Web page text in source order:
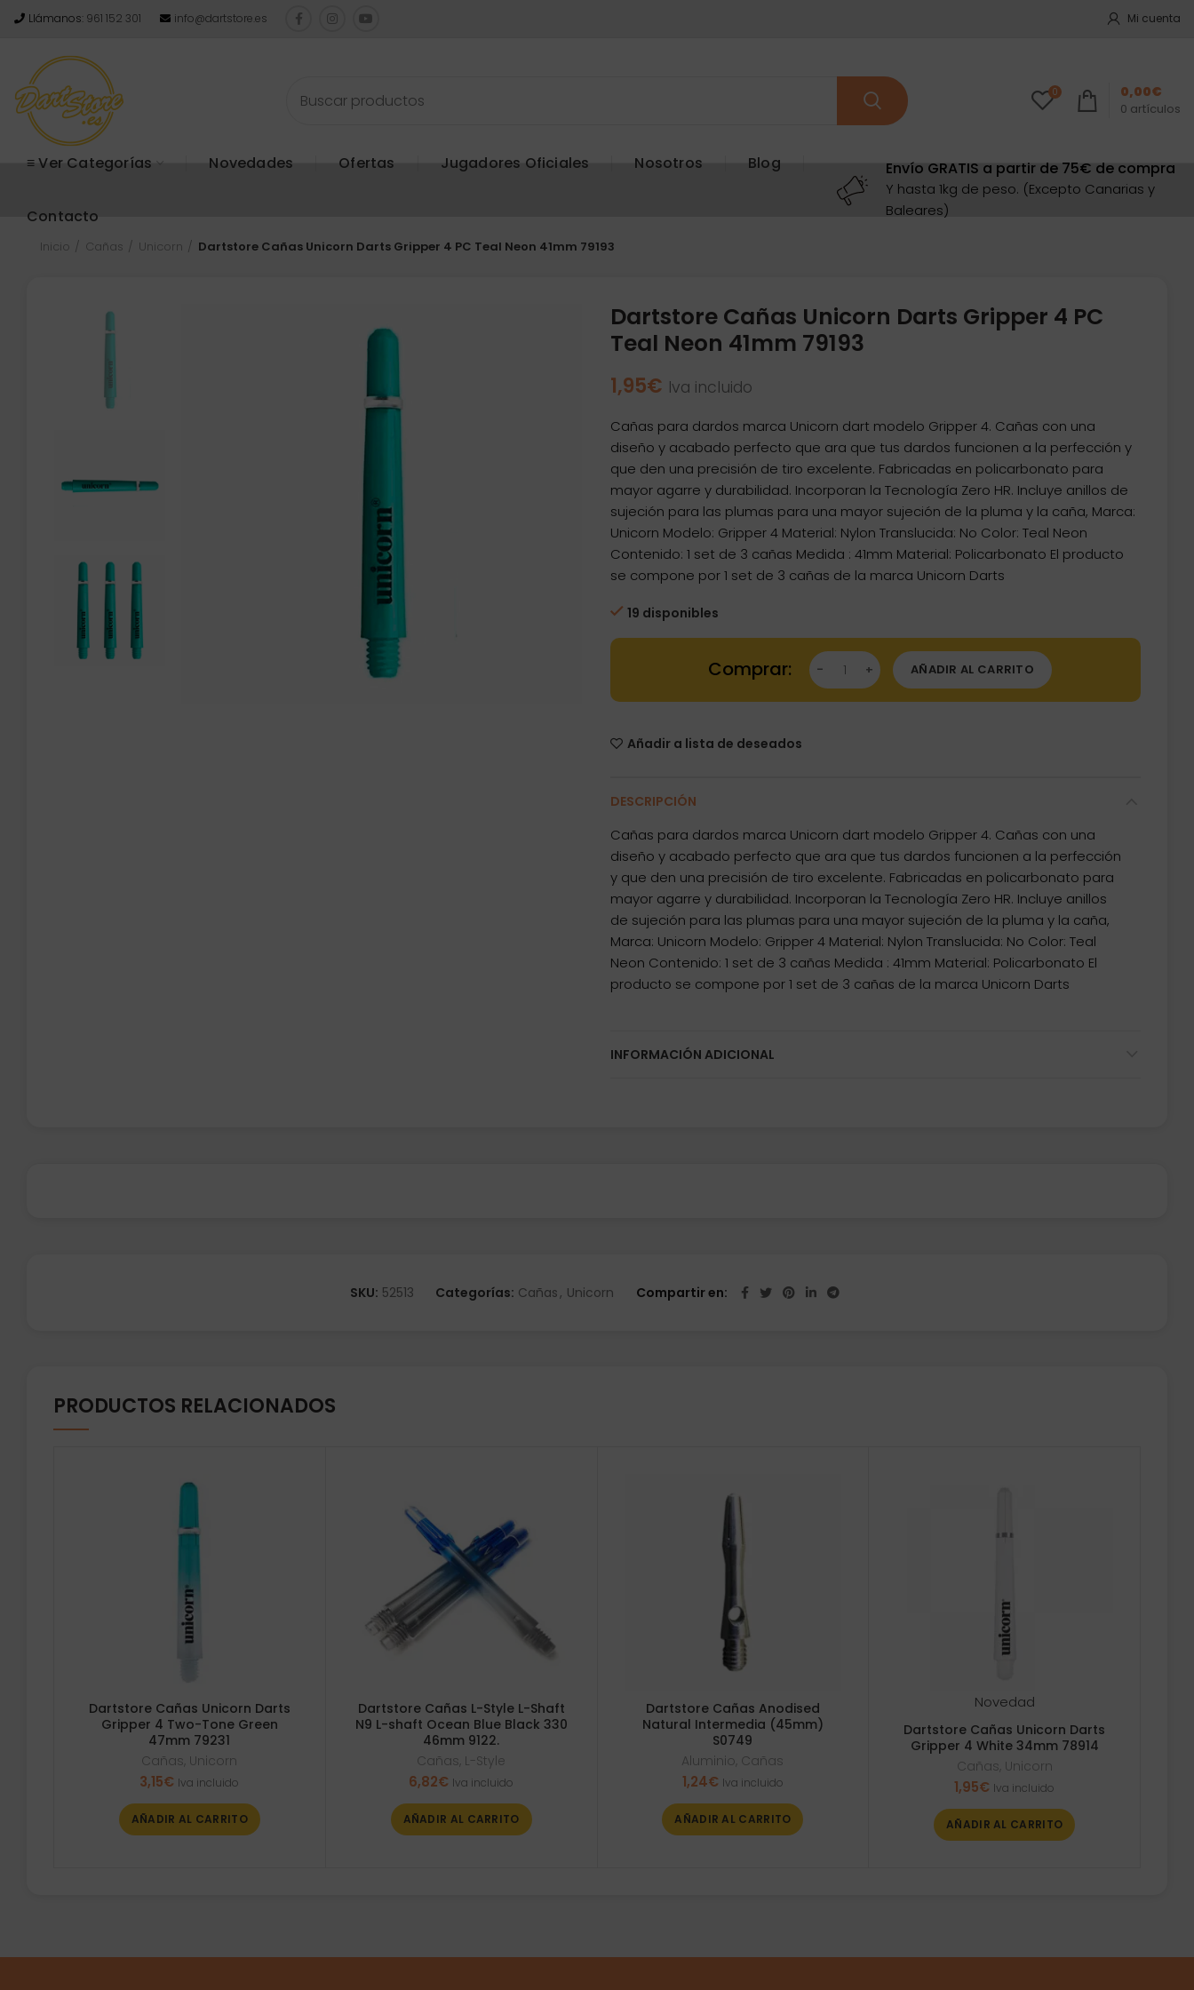
Llámanos: 961 152 301 info@dartstore.es Mi cuenta
0
0 artículos
0,00€
≡ Ver Categorías Novedades Ofertas Jugadores Oficiales Nosotros Blog
Contacto
Envío GRATIS a partir de 75€ de compra
Y hasta 1kg de peso. (Excepto Canarias y
Baleares)
Inicio Cañas Unicorn Dartstore Cañas Unicorn Darts Gripper 4 PC Teal Neon 41mm 79193
Dartstore Cañas Unicorn Darts Gripper 4 PC
Teal Neon 41mm 79193
1,95€ Iva incluido
Cañas para dardos marca Unicorn dart modelo Gripper 4. Cañas con una
diseño y acabado perfecto que ara que tus dardos funcionen a la perfección y
que den una precisión de tiro excelente. Fabricadas en policarbonato para
mayor agarre y durabilidad. Incorporan la Tecnología Zero HR. Incluye anillos de
sujeción para las plumas para una mayor sujeción de la pluma y la caña, Marca:
Unicorn Modelo: Gripper 4 Material: Nylon Translucida: No Color: Teal Neon
Contenido: 1 set de 3 cañas Medida : 41mm Material: Policarbonato El producto
se compone por 1 set de 3 cañas de la marca Unicorn Darts
19 disponibles
Dartstore Cañas Unicorn Darts Gripper 4 PC Teal Neon 41mm 79193 cantidad
AÑADIR AL CARRITO
Añadir a lista de deseados
DESCRIPCIÓN
Cañas para dardos marca Unicorn dart modelo Gripper 4. Cañas con una
diseño y acabado perfecto que ara que tus dardos funcionen a la perfección
y que den una precisión de tiro excelente. Fabricadas en policarbonato para
mayor agarre y durabilidad. Incorporan la Tecnología Zero HR. Incluye anillos
de sujeción para las plumas para una mayor sujeción de la pluma y la caña,
Marca: Unicorn Modelo: Gripper 4 Material: Nylon Translucida: No Color: Teal
Neon Contenido: 1 set de 3 cañas Medida : 41mm Material: Policarbonato El
producto se compone por 1 set de 3 cañas de la marca Unicorn Darts
INFORMACIÓN ADICIONAL
SKU: 52513 Categorías: Cañas, Unicorn Compartir en
PRODUCTOS RELACIONADOS
Dartstore Cañas Unicorn Darts
Gripper 4 Two-Tone Green
47mm 79231
Cañas, Unicorn
3,15€ Iva incluido
AÑADIR AL CARRITO
Dartstore Cañas L-Style L-Shaft
N9 L-shaft Ocean Blue Black 330
46mm 9122.
Cañas, L-Style
6,82€ Iva incluido
AÑADIR AL CARRITO
Dartstore Cañas Anodised
Natural Intermedia (45mm)
S0749
Aluminio, Cañas
1,24€ Iva incluido
AÑADIR AL CARRITO
Novedad
Dartstore Cañas Unicorn Darts
Gripper 4 White 34mm 78914
Cañas, Unicorn
1,95€ Iva incluido
AÑADIR AL CARRITO